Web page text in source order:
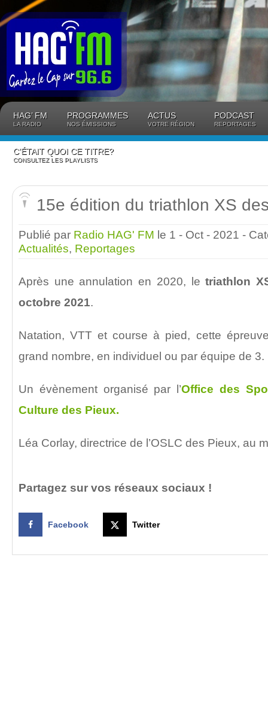
HAG’ FM
LA RADIO
PROGRAMMES
NOS ÉMISSIONS
ACTUS
VOTRE RÉGION
PODCAST
REPORTAGES
C’ÉTAIT QUOI CE TITRE?
CONSULTEZ LES PLAYLISTS
15e édition du triathlon XS
Publié par Radio HAG' FM le 1 - Oct - 2021 -
Actualités, Reportages
Après une annulation en 2020, letriathlon
octobre 2021.
Natation, VTT et course à pied, cette
grand nombre, en individuel ou par équipe de 3.
Un évènement organisé par l’Office des
Culture des Pieux.
Léa Corlay, directrice de l’OSLC des Pieux, au
Partagez sur vos réseaux sociaux !
Facebook Twitter
Panneau de gestion des cookies